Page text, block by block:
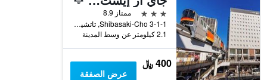
3 نجوم
ممتاز 8.9
3-1-1 Shibasaki-Cho, تاتشيكاو, اليابان
2.1 كيلومتر عن وسط المدينة
400 ﷼
عرض الصفقة